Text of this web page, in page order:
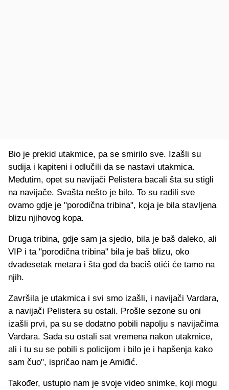
Bio je prekid utakmice, pa se smirilo sve. Izašli su
sudija i kapiteni i odlučili da se nastavi utakmica.
Međutim, opet su navijači Pelistera bacali šta su stigli
na navijače. Svašta nešto je bilo. To su radili sve
ovamo gdje je "porodična tribina", koja je bila stavljena
blizu njihovog kopa.
Druga tribina, gdje sam ja sjedio, bila je baš daleko, ali
VIP i ta "porodična tribina" bila je baš blizu, oko
dvadesetak metara i šta god da baciš otići će tamo na
njih.
Završila je utakmica i svi smo izašli, i navijači Vardara,
a navijači Pelistera su ostali. Prošle sezone su oni
izašli prvi, pa su se dodatno pobili napolju s navijačima
Vardara. Sada su ostali sat vremena nakon utakmice,
ali i tu su se pobili s policijom i bilo je i hapšenja kako
sam čuo", ispričao nam je Amiđić.
Također, ustupio nam je svoje video snimke, koji mogu